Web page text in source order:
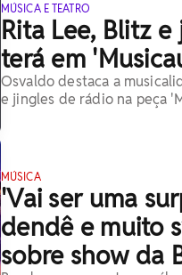
MÚSICA E TEATRO
Rita Lee, Blitz
terá em
Osvaldo destaca a
e jingles de rádio na peça
MÚSICA
'Vai ser uma
dendê e muito
sobre show da